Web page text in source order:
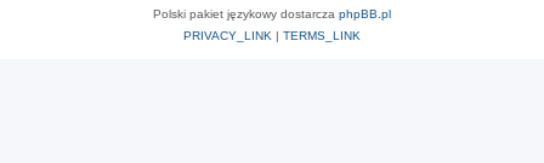
Polski pakiet językowy dostarcza phpBB.pl
PRIVACY_LINK | TERMS_LINK